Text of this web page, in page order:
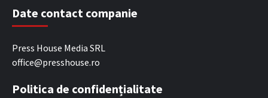
Date contact companie
Press House Media SRL
office@presshouse.ro
Politica de confidențialitate